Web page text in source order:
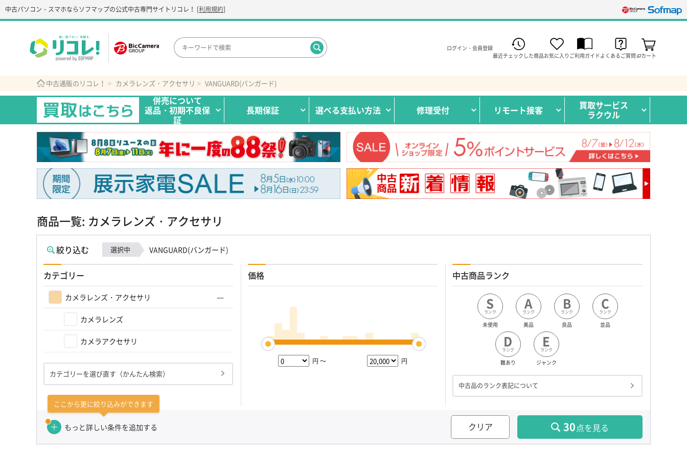
中古パソコン・スマホならソフマップの公式中古専門サイト リコレ！ [利用規約]
ログイン・会員登録
最近チェックした商品お気に入り ご利用ガイドよくあるご質問 カート
中古通販のリコレ！ カメラレンズ・アクセサリ VANGUARD(バンガード)
併売について
返品・初期不良保
証
長期保証 選べる支払い方法 修理受付 リモート接客 買取サービス
ラクウル
商品一覧: カメラレンズ・アクセサリ
絞り込む 選択中 VANGUARD(バンガード)
カテゴリー
カメラレンズ・アクセサリ
カメラレンズ
カメラアクセサリ
カテゴリーを選び直す（かんたん検索）
価格
円 ～ 円
中古商品ランク
S
ランク
未使用
A
ランク
美品
B
ランク
良品
C
ランク
並品
D
ランク
難あり
E
ランク
ジャンク
中古品のランク表記について
ここから更に絞り込みができます
もっと詳しい条件を追加する クリア 30点を見る